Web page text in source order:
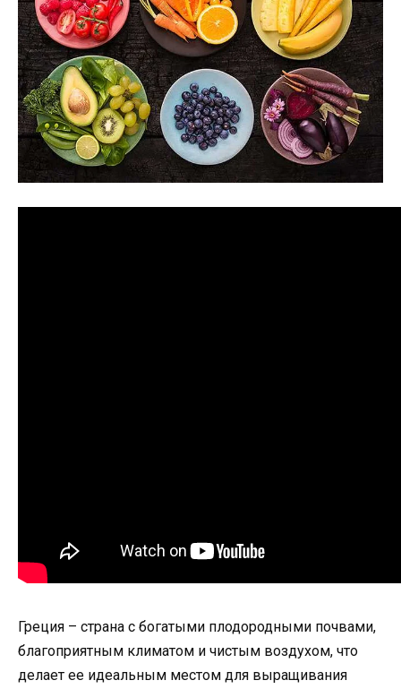
Греция – страна с богатыми плодородными почвами,
благоприятным климатом и чистым воздухом, что
делает ее идеальным местом для выращивания